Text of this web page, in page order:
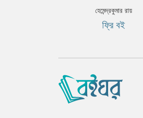
হেমেন্দ্রকুমার রায়
ফ্রি বই